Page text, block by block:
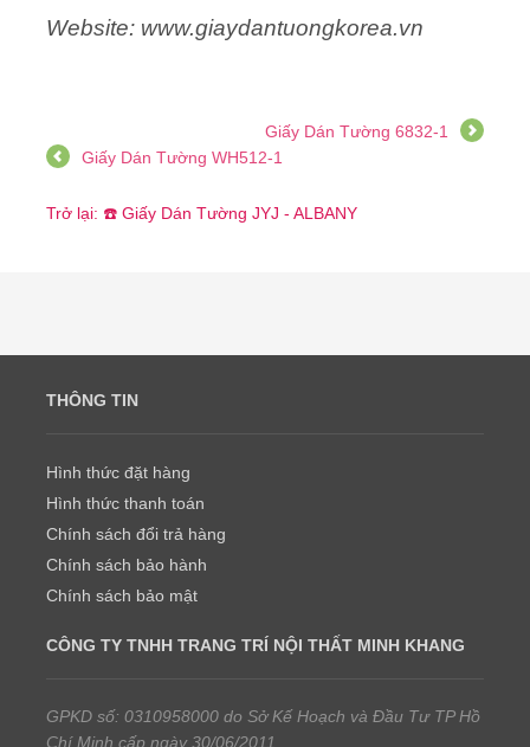
Website: www.giaydantuongkorea.vn
Giấy Dán Tường 6832-1
Giấy Dán Tường WH512-1
Trở lại: ☎️ Giấy Dán Tường JYJ - ALBANY
THÔNG TIN
Hình thức đặt hàng
Hình thức thanh toán
Chính sách đổi trả hàng
Chính sách bảo hành
Chính sách bảo mật
CÔNG TY TNHH TRANG TRÍ NỘI THẤT MINH KHANG
GPKD số: 0310958000 do Sở Kế Hoạch và Đầu Tư TP Hồ
Chí Minh cấp ngày 30/06/2011